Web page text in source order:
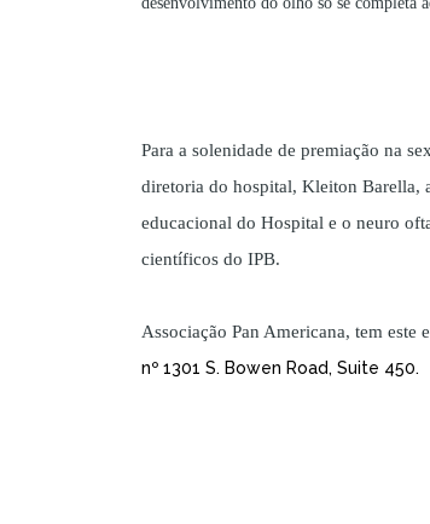
Para a solenidade de premiação na
diretoria do hospital, Kleiton Barella,
educacional do Hospital e o neuro
científicos do IPB.
Associação Pan Americana, tem este
nº 1301 S. Bowen Road, Suite 450.